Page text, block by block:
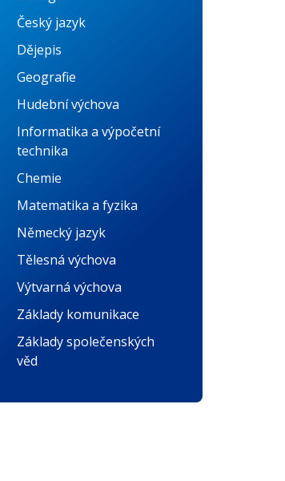
Český jazyk
Dějepis
Geografie
Hudební výchova
Informatika a výpočetní
technika
Chemie
Matematika a fyzika
Německý jazyk
Tělesná výchova
Výtvarná výchova
Základy komunikace
Základy společenských
věd